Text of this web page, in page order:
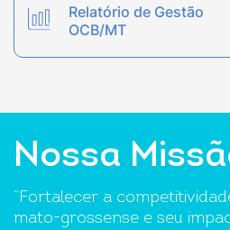
Relatório de Gestão
OCB/MT
Nossa
“Fortalecer a
mato-grossense e seu